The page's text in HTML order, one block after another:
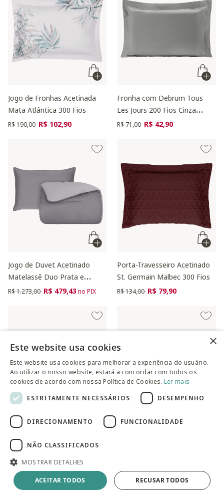
Jogo de Fronhas Acetinada
Mata Atlântica 300 Fios
Preço reduzido de
R$ 190,00 para
R$ 102,90
Fronha com Debrum Tous
Les Jours 200 Fios Cinza
Névoa
Preço reduzido de
R$ 71,00 para
R$ 42,90
Jogo de Duvet Acetinado
Matelassê Duo Prata e
Grafite 300 Fios
Preço reduzido de
R$ 1.273,00 para
R$ 479,43no PIX
Porta-Travesseiro Acetinado
St. Germain Malbec 300 Fios
Preço reduzido de
R$ 134,00 para
R$ 79,90
Preço reduzido de
R$ 206,00para
R$ 107,90
×
Este website usa cookies
Este website usa cookies para melhorar a experiência do usuário.
Ao utilizar o nosso website, estará a concordar com todos os
cookies de acordo com nossa Política de Cookies. Ler mais
ESTRITAMENTE NECESSÁRIOS
DESEMPENHO
DIRECIONAMENTO FUNCIONALIDADE
NÃO CLASSIFICADOS
MOSTRAR DETALHES
ACEITAR TODOS RECUSAR TODOS